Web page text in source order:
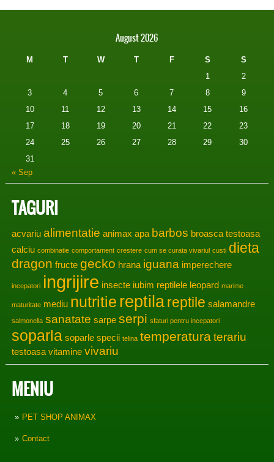
August 2026
M T W T F S
S
1
2
3
4 5 6 7 8
9
10
11 12 13 14 15
16
17
18 19 20 21 22
23
24
25 26 27 28 29
30
31
« Sep
TAGURI
acvariu alimentatie animax apa barbos broasca testoasa
calciu combinatie comportament crestere cum se curata vivariul custi dieta
dragon fructe gecko hrana iguana imperechere
incepatori ingrijire insecte iubim reptilele leopard marime
maturitate mediu nutritie reptilareptile salamandre
salmonella sanatate sarpe serpi sfaturi pentru incepatori
soparla soparle specii telina temperaturaterariu
testoasa vitamine vivariu
MENIU
PET SHOP ANIMAX
Contact